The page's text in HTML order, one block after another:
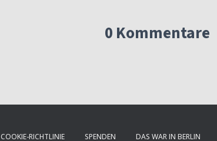
0 Kommentare
COOKIE-RICHTLINIE SPENDEN DAS WAR IN BERLIN